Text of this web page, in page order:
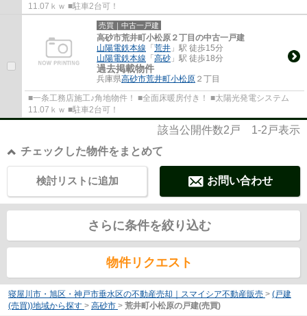
11.07ｋｗ ■駐車2台可！
売買｜中古一戸建
高砂市荒井町小松原２丁目の中古一戸建
山陽電鉄本線 「荒井 」駅 徒歩15分
山陽電鉄本線 「高砂 」駅 徒歩18分
過去掲載物件
兵庫県高砂市荒井町小松原 ２丁目
■一条工務店施工♪角地物件！ ■全面床暖房付き！ ■太陽光発電システム
11.07ｋｗ ■駐車2台可！
該当公開件数2 戸 1-2 戸表示
チェックした物件をまとめて
お問い合わせ
検討リストに追加
さらに条件を絞り込む
物件リクエスト
寝屋川市・旭区・神戸市垂水区の不動産売却｜スマイシア不動産販売 > (戸建
(売買))地域から探す > 高砂市 > 荒井町小松原の戸建(売買)